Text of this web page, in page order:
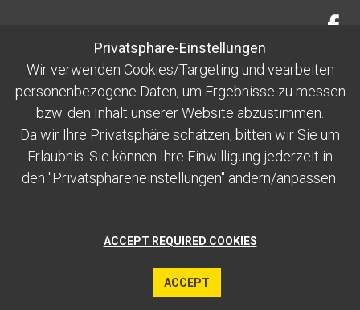
Privatsphäre-Einstellungen
Wir verwenden Cookies/Targeting und vearbeiten
personenbezogene Daten, um Ergebnisse zu messen
bzw. den Inhalt unserer Website abzustimmen.
Da wir Ihre Privatsphäre schätzen, bitten wir Sie um
Erlaubnis. Sie können Ihre Einwilligung jederzeit in
den "Privatsphäreneinstellungen" ändern/anpassen.
ACCEPT REQUIRED COOKIES
ACCEPT
ENGADIN ST. MORITZ
MOUNTAINS AG
RECHTLICHES